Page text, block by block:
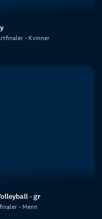
- Kvinner
- gr
- Menn